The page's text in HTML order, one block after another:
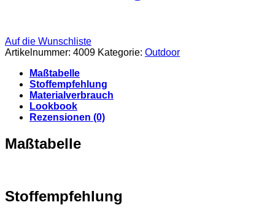
Auf die Wunschliste
Artikelnummer: 4009 Kategorie: Outdoor
Maßtabelle
Stoffempfehlung
Materialverbrauch
Lookbook
Rezensionen (0)
Maßtabelle
Stoffempfehlung